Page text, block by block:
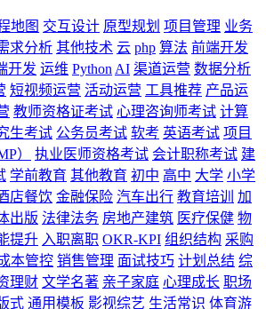
地图 交互设计 原型规划 项目管理 业务
求分析 其他技术 云 php 算法 前端开发
开发 运维 Python AI 渠道运营 数据分析
短视频运营 活动运营 工具推荐 产品运
教师资格证考试 心理咨询师考试 计算
生考试 公务员考试 软考 英语考试 项目
）
执业医师资格考试 会计职称考试 建
学前教育 其他教育 初中 高中 大学 小学
店餐饮 金融保险 汽车出行 教育培训
加
出版 法律法务 房地产建筑 医疗保健 物
提升 入职离职 OKR-KPI 组织结构 采购
本管控 销售管理 面试技巧 计划总结 综
理财 文学名著 亲子家庭 心理成长 职场
式 通用模板 影视综艺 生活常识 体育游